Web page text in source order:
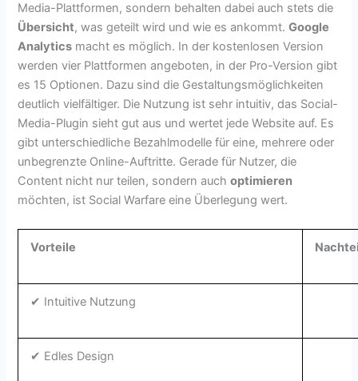
Media-Plattformen, sondern behalten dabei auch stets die
Übersicht, was geteilt wird und wie es ankommt.Google
Analytics macht es möglich. In der kostenlosen Version
werden vier Plattformen angeboten, in der Pro-Version gibt
es 15 Optionen. Dazu sind die Gestaltungsmöglichkeiten
deutlich vielfältiger. Die Nutzung ist sehr intuitiv, das Social-
Media-Plugin sieht gut aus und wertet jede Website auf. Es
gibt unterschiedliche Bezahlmodelle für eine, mehrere oder
unbegrenzte Online-Auftritte. Gerade für Nutzer, die
Content nicht nur teilen, sondern auchoptimieren
möchten, ist Social Warfare eine Überlegung wert.
Vorteile
✔ Intuitive Nutzung
✔ Edles Design